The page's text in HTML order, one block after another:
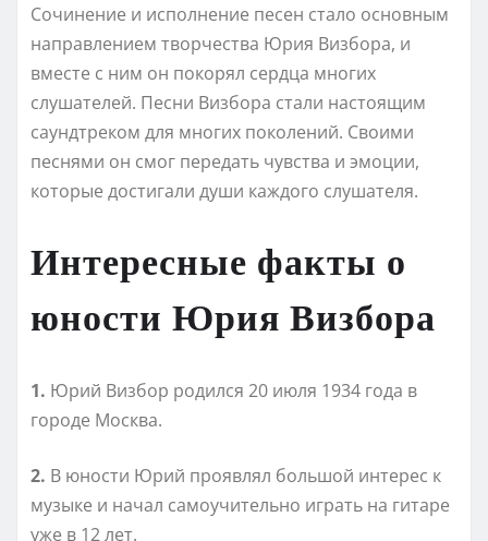
Сочинение и исполнение песен стало основным
направлением творчества Юрия Визбора, и
вместе с ним он покорял сердца многих
слушателей. Песни Визбора стали настоящим
саундтреком для многих поколений. Своими
песнями он смог передать чувства и эмоции,
которые достигали души каждого слушателя.
Интересные факты о
юности Юрия Визбора
1. Юрий Визбор родился 20 июля 1934 года в
городе Москва.
2. В юности Юрий проявлял большой интерес к
музыке и начал самоучительно играть на гитаре
уже в 12 лет.